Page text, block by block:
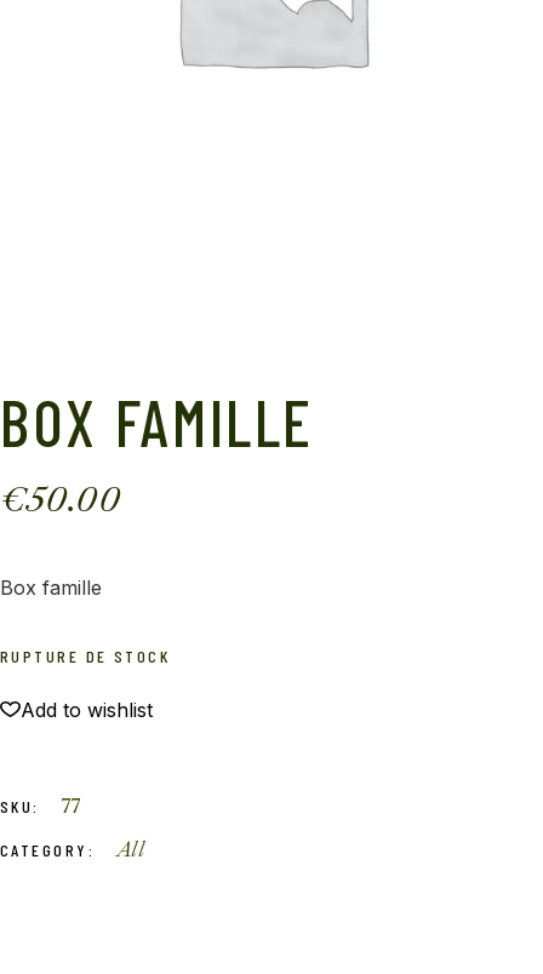
BOX FAMILLE
€50.00
Box famille
RUPTURE DE STOCK
Add to wishlist
SKU: 77
CATEGORY: All